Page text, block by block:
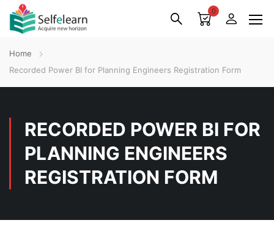
0
Home
Recorded Power BI for Planning Engineers Registration Form
RECORDED POWER BI FOR
PLANNING ENGINEERS
REGISTRATION FORM